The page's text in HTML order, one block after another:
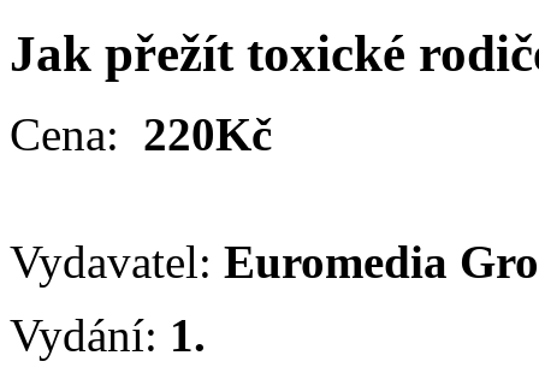
Jak přežít toxické
Cena: 220Kč
Vydavatel: Euromedia
Vydání: 1.